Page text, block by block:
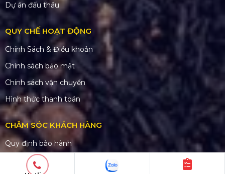
Dự án đấu thầu
QUY CHẾ HOẠT ĐỘNG
Chính Sách & Điều khoản
Chính sách bảo mật
Chính sách vận chuyển
Hình thức thanh toán
CHĂM SÓC KHÁCH HÀNG
Quy định bảo hành
Chính sách bán hàng